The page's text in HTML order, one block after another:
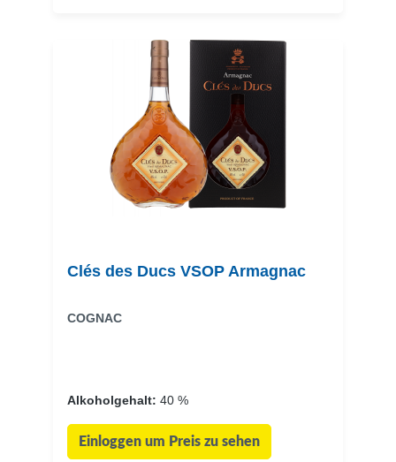
Clés des Ducs VSOP Armagnac
COGNAC
Alkoholgehalt: 40 %
Einloggen um Preis zu sehen